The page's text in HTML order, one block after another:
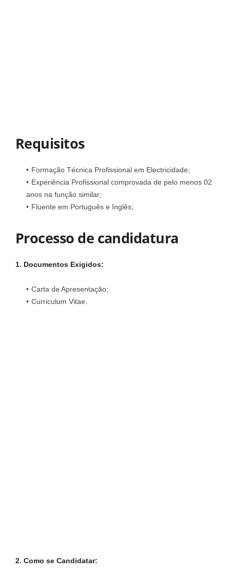
Requisitos
Formação Técnica Profissional em Electricidade;
Experiência Profissional comprovada de pelo menos 02
anos na função similar;
Fluente em Português e Inglês;
Processo de candidatura
1. Documentos Exigidos:
Carta de Apresentação;
Curriculum Vitae.
2. Como se Candidatar: